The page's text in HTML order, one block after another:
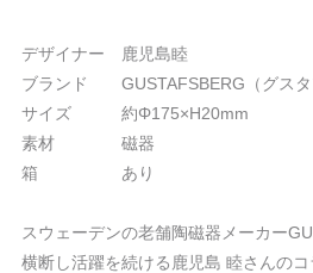
デザイナー 鹿児島睦
ブランド GUSTAFSBERG（グスタ
サイズ 約Φ175×H20mm
素材 磁器
箱 あり
スウェーデンの老舗陶磁器メーカー
横断し活躍を続ける鹿児島 睦さんの